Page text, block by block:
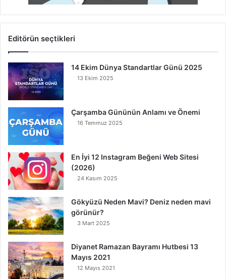
Editörün seçtikleri
14 Ekim Dünya Standartlar Günü 2025
13 Ekim 2025
Çarşamba Gününün Anlamı ve Önemi
16 Temmuz 2025
En İyi 12 Instagram Beğeni Web Sitesi
(2026)
24 Kasım 2025
Gökyüzü Neden Mavi? Deniz neden mavi
görünür?
3 Mart 2025
Diyanet Ramazan Bayramı Hutbesi 13
Mayıs 2021
12 Mayıs 2021